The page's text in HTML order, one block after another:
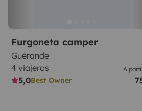
Furgoneta camper
Guérande
4 viajeros
5,0Best Owner
A